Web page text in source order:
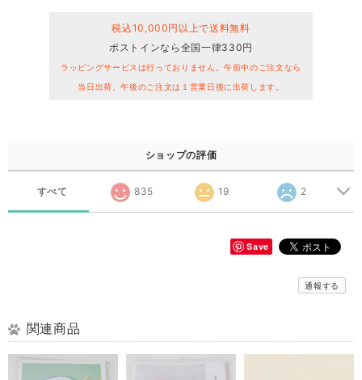
税込10,000円以上で送料無料
ポストインなら全国一律330円
ラッピングサービスは行っておりません。午前中のご注文なら
当日出荷、午後のご注文は１営業日後に出荷します。
ショップの評価
すべて 835 19 2
Save
通報する
関連商品